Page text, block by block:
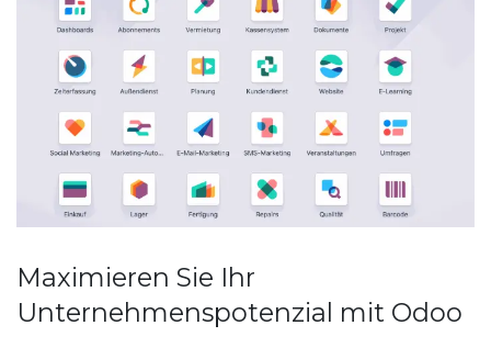
Maximieren Sie Ihr
Unternehmenspotenzial mit Odoo